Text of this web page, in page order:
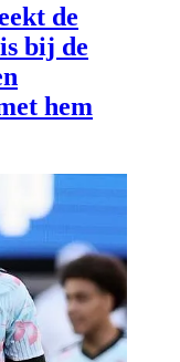
de
bij de
hem